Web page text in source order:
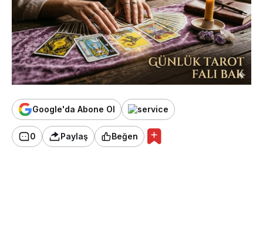
Google'da Abone Ol
0 Paylaş Beğen